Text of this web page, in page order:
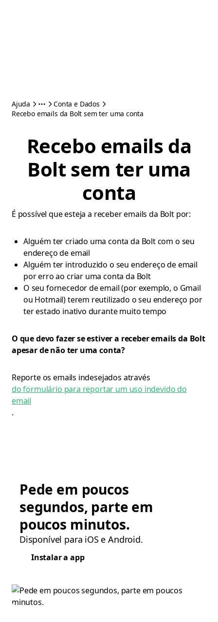
Ajuda
Conta e Dados
Recebo emails da Bolt sem ter uma conta
Recebo emails da
Bolt sem ter uma
conta
É possível que esteja a receber emails da Bolt por:
Alguém ter criado uma conta da Bolt com o seu
endereço de email
Alguém ter introduzido o seu endereço de email
por erro ao criar uma conta da Bolt
O seu fornecedor de email (por exemplo, o Gmail
ou Hotmail) terem reutilizado o seu endereço por
ter estado inativo durante muito tempo
O que devo fazer se estiver a receber emails da Bolt
apesar de não ter uma conta?
Reporte os emails indesejados através
do formulário para reportar um uso indevido do
email
.
Pede em poucos
segundos, parte em
poucos minutos.
Disponível para iOS e Android.
Instalar a app